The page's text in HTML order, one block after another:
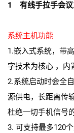
1 有线手拉手会
系统主机功能
1.嵌入式系统，带
字技术为核心 ，内
2.系统启动时会全
源供电，长距离传
杜绝一切手机信号
3. 可支持最多120